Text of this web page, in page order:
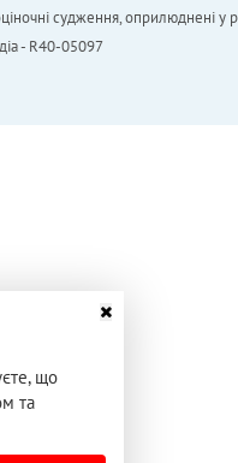
судження, оприлюднені
- R40-05097
що
та